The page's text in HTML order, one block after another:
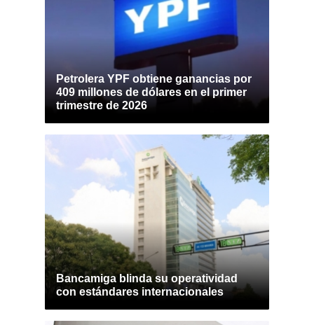
Petrolera YPF obtiene ganancias por
409 millones de dólares en el primer
trimestre de 2026
Bancamiga blinda su operatividad
con estándares internacionales